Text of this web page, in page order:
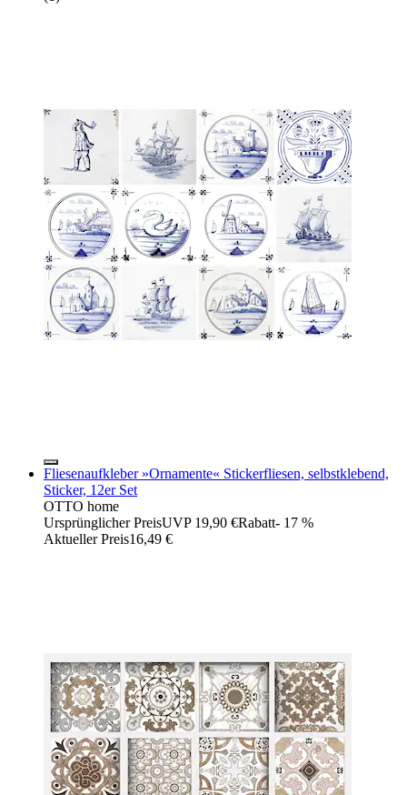
Fliesenaufkleber »Ornamente« Stickerfliesen, selbstklebend,
Sticker, 12er Set
OTTO home
Ursprünglicher PreisUVP 19,90 €Rabatt- 17 %
Aktueller Preis16,49 €